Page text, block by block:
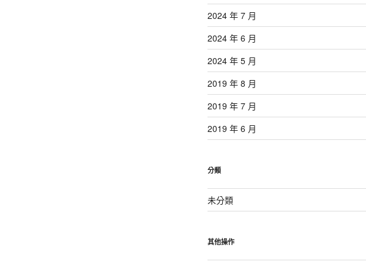
2024 年 7 月
2024 年 6 月
2024 年 5 月
2019 年 8 月
2019 年 7 月
2019 年 6 月
分類
未分類
其他操作